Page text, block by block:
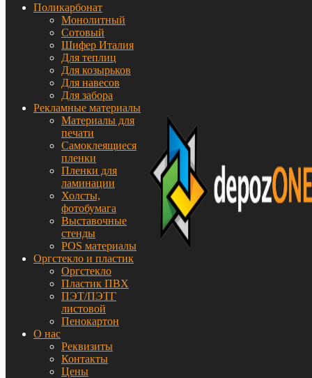
Поликарбонат
Монолитный
Сотовый
Шифер Италия
Для теплиц
Для козырьков
Для навесов
Для забора
Рекламные материалы
Материалы для
печати
Самоклеящиеся
пленки
Пленки для
ламинации
Холсты,
фотобумага
Выставочные
стенды
POS материалы
Оргстекло и пластик
Оргстекло
Пластик ПВХ
ПЭТ/ПЭТГ
листовой
Пенокартон
О нас
Реквизиты
Контакты
Цены